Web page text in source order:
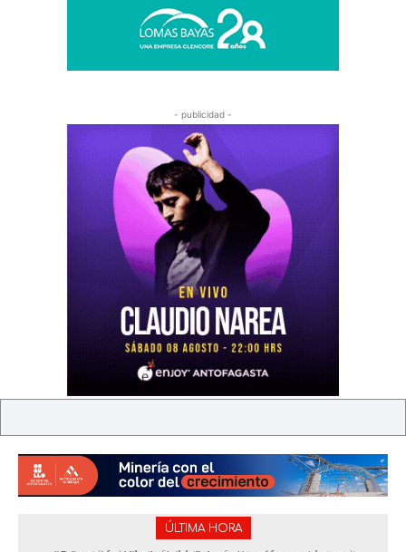
- publicidad -